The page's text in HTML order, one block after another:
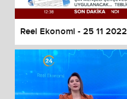
Reel Ekonomi - 25 11 2022